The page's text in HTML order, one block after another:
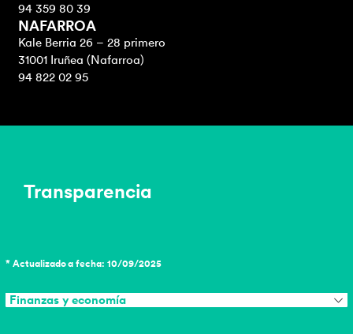
94 359 80 39
NAFARROA
Kale Berria 26 – 28 primero
31001 Iruñea (Nafarroa)
94 822 02 95
Transparencia
* Actualizado a fecha: 10/09/2025
Finanzas y economía